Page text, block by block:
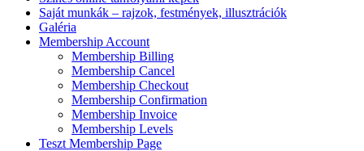
Saját munkák – rajzok, festmények, illusztrációk
Galéria
Membership Account
Membership Billing
Membership Cancel
Membership Checkout
Membership Confirmation
Membership Invoice
Membership Levels
Teszt Membership Page